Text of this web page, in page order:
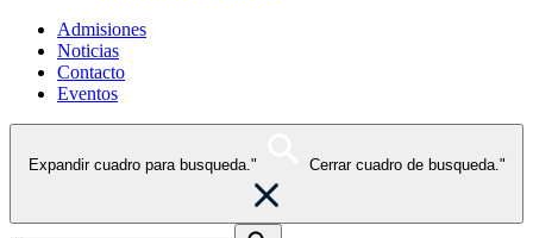
Admisiones
Noticias
Contacto
Eventos
Expandir cuadro para busqueda." Cerrar cuadro de busqueda."